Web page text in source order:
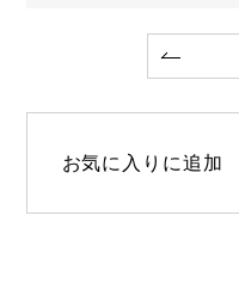
お気に入りに追加